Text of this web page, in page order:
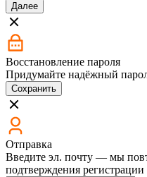
Далее
Восстановление пароля
Придумайте надёжный
Сохранить
Отправка
Введите эл. почту — мы
подтверждения регистрации